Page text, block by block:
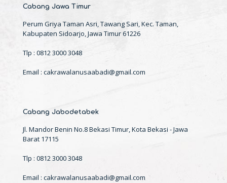
Cabang Jawa Timur
Perum Griya Taman Asri, Tawang Sari, Kec. Taman,
Kabupaten Sidoarjo, Jawa Timur 61226
Tlp : 0812 3000 3048
Email : cakrawalanusaabadi@gmail.com
Cabang Jabodetabek
Jl. Mandor Benin No.8 Bekasi Timur, Kota Bekasi - Jawa
Barat 17115
Tlp : 0812 3000 3048
Email : cakrawalanusaabadi@gmail.com